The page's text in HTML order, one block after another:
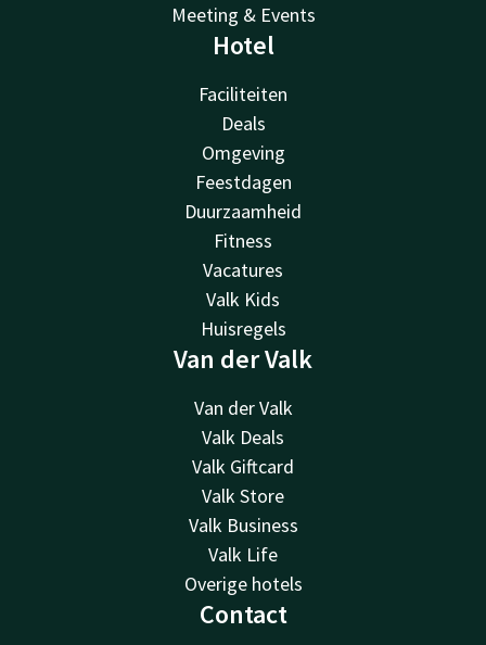
Meeting & Events
Hotel
Faciliteiten
Deals
Omgeving
Feestdagen
Duurzaamheid
Fitness
Vacatures
Valk Kids
Huisregels
Van der Valk
Van der Valk
Valk Deals
Valk Giftcard
Valk Store
Valk Business
Valk Life
Overige hotels
Contact